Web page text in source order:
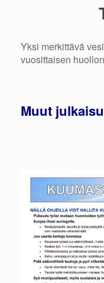
Yksi merkittävä
vuosittaisen
Muut